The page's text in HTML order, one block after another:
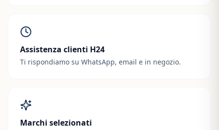
Assistenza clienti H24
Ti rispondiamo su WhatsApp, email e in negozio.
Marchi selezionati